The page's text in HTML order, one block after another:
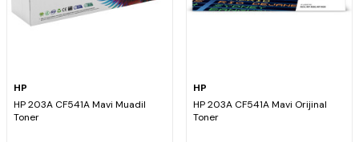
HP
HP 203A CF541A Mavi Muadil
Toner
HP
HP 203A CF541A Mavi Orijinal
Toner